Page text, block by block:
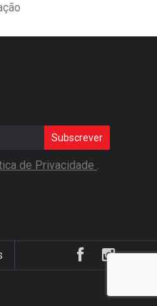
Subscrever
de Privacidade .